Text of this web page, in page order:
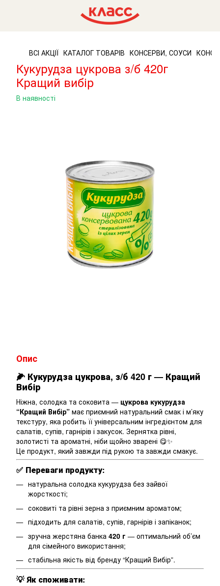
ВСІ АКЦІЇ КАТАЛОГ ТОВАРІВ КОНСЕРВИ, СОУСИ
Кукурудза цукрова з/б 420г
Кращий вибір
В наявності
Опис
🌽 Кукурудза цукрова, з/б 420 г — Кращий
Вибір
Ніжна, солодка та соковита — цукрова кукурудза
“Кращий Вибір” має приємний натуральний смак і м’яку
текстуру, яка робить її універсальним інгредієнтом для
салатів, супів, гарнірів і закусок. Зернятка рівні,
золотисті та ароматні, ніби щойно зварені 😋✨
Це продукт, який завжди під рукою та завжди смакує.
✅ Переваги продукту:
натуральна солодка кукурудза без зайвої
жорсткості;
соковиті та рівні зерна з приємним ароматом;
підходить для салатів, супів, гарнірів і запіканок;
зручна жерстяна банка 420 г — оптимальний об’єм
для сімейного використання;
стабільна якість від бренду “Кращий Вибір”.
💡Як споживати: